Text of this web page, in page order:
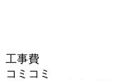
工事費
コミコミ